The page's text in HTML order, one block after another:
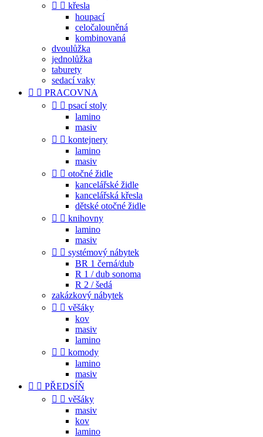
  křesla
houpací
celočalouněná
kombinovaná
dvoulůžka
jednolůžka
taburety
sedací vaky
  PRACOVNA
  psací stoly
lamino
masiv
  kontejnery
lamino
masiv
  otočné židle
kancelářské židle
kancelářská křesla
dětské otočné židle
  knihovny
lamino
masiv
  systémový nábytek
BR 1 černá/dub
R 1 / dub sonoma
R 2 / šedá
zakázkový nábytek
  věšáky
kov
masiv
lamino
  komody
lamino
masiv
  PŘEDSÍŇ
  věšáky
masiv
kov
lamino